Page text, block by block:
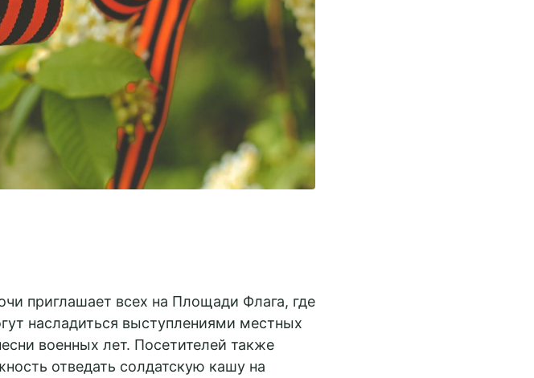
приглашает всех на Площади Флага, где
насладиться выступлениями местных
военных лет. Посетителей также
отведать солдатскую кашу на